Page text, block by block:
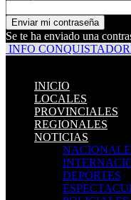
Se te ha enviado una
INFO
INICIO
LOCALES
PROVINCIALES
REGIONALES
NOTICIAS
DEPORTES